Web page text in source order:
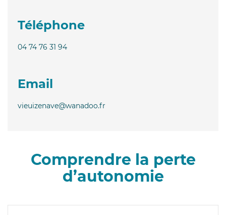
Téléphone
04 74 76 31 94
Email
vieuizenave@wanadoo.fr
Comprendre la perte
d’autonomie